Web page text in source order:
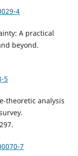
4
A practical
beyond.
5
theoretic analysis
7